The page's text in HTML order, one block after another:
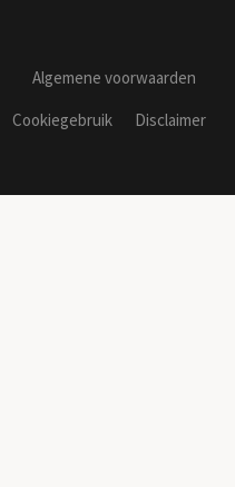
Algemene voorwaarden
Cookiegebruik
Disclaimer